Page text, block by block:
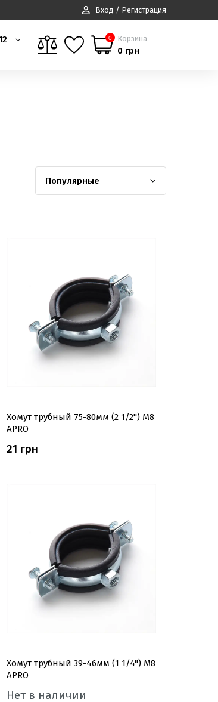
Вход / Регистрация
0 Корзина
0 грн
Популярные
Хомут трубный 75-80мм (2 1/2'') М8
APRO
21 грн
Хомут трубный 39-46мм (1 1/4'') М8
APRO
Нет в наличии